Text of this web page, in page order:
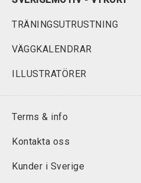
TRÄNINGSUTRUSTNING
VÄGGKALENDRAR
ILLUSTRATÖRER
Terms & info
Kontakta oss
Kunder i Sverige